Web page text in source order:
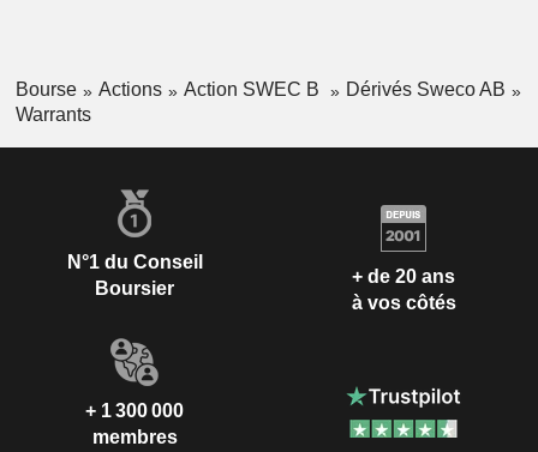
Bourse Actions Action SWEC B
Dérivés Sweco AB
Warrants
N°1 du Conseil
Boursier
+ de 20 ans
à vos côtés
+ 1 300 000
membres